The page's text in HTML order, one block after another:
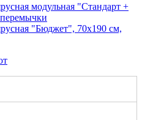
модульная "Стандарт +
"Бюджет", 70х190 см,